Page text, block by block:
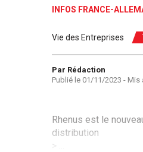
INFOS FRANCE-
Vie des Entreprises
Auteur
Par Rédaction
Publié le 01/11/2023 - Mis
Rhenus est le
distribution
> ...